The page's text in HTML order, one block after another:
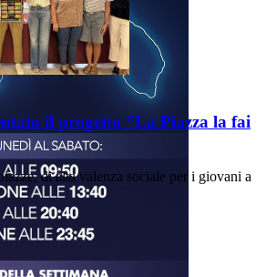
il progetto “La Piazza la fai
di alta valenza sociale per i giovani a